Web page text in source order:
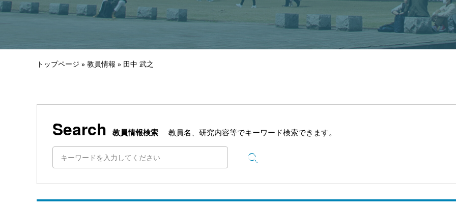
トップページ » 教員情報 » 田中 武之
Search 教員情報検索 教員名、研究内容等でキーワード検索できます。
検索